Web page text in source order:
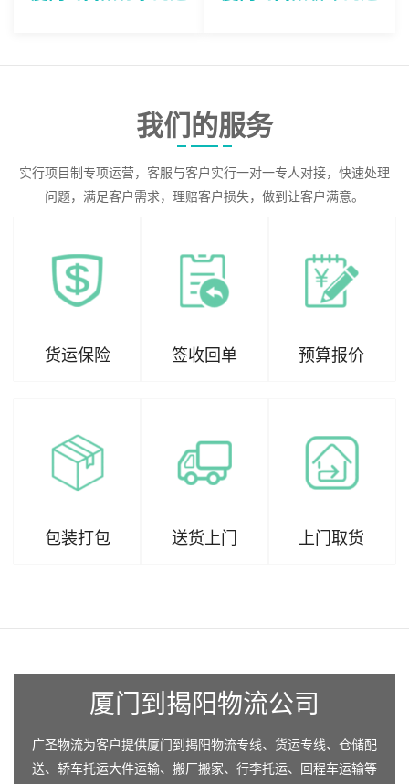
我们的服务
实行项目制专项运营，客服与客户实行一对一专人对接，快速处理
问题，满足客户需求，理赔客户损失，做到让客户满意。
货运保险 签收回单 预算报价
包装打包 送货上门 上门取货
厦门到揭阳物流公司
广圣物流为客户提供厦门到揭阳物流专线、货运专线、仓储配
送、轿车托运大件运输、搬厂搬家、行李托运、回程车运输等